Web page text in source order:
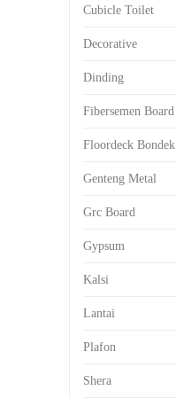
Cubicle Toilet
Decorative
Dinding
Fibersemen Board
Floordeck Bondek
Genteng Metal
Grc Board
Gypsum
Kalsi
Lantai
Plafon
Shera